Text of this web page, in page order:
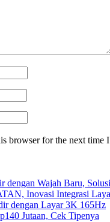
browser for the next time
dengan Wajah Baru,
Inovasi Integrasi
dengan Layar 3K 165Hz
Jutaan, Cek Tipenya